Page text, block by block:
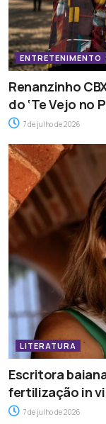
ENTRETENIMENTO
Renanzinho
do ‘Te Vejo no
7 de julho de 2026
LITERATURA
Escritora
fertilização in
7 de julho de 2026